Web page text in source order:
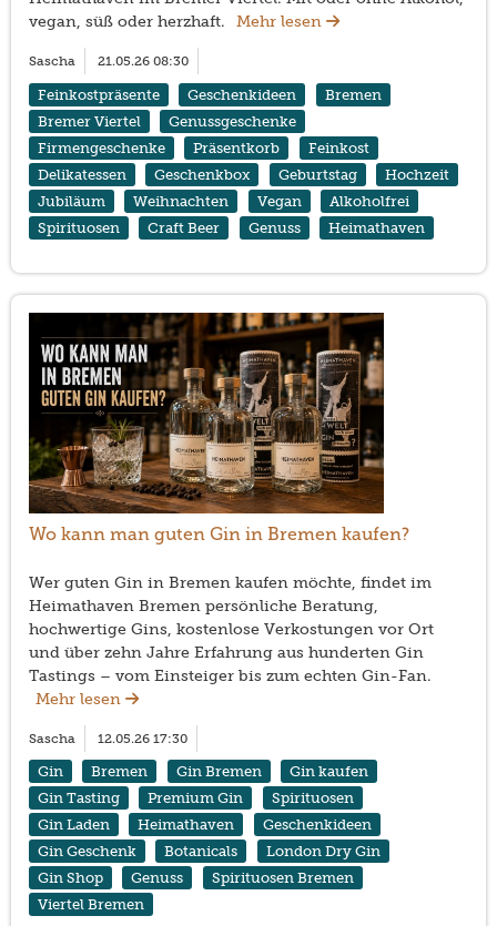
vegan, süß oder herzhaft.
Mehr lesen
Sascha 21.05.26 08:30
Feinkostpräsente Geschenkideen
Bremen
Bremer Viertel
Genussgeschenke
Firmengeschenke
Präsentkorb
Feinkost
Delikatessen
Geschenkbox Geburtstag
Hochzeit
Jubiläum
Weihnachten Vegan
Alkoholfrei
Spirituosen
Craft Beer Genuss Heimathaven
Wo kann man guten Gin in Bremen kaufen?
Wer guten Gin in Bremen kaufen möchte, findet im
Heimathaven Bremen persönliche Beratung,
hochwertige Gins, kostenlose Verkostungen vor Ort
und über zehn Jahre Erfahrung aus hunderten Gin
Tastings – vom Einsteiger bis zum echten Gin-Fan.
Mehr lesen
Sascha 12.05.26 17:30
Gin Bremen Gin Bremen
Gin kaufen
Gin Tasting
Premium Gin
Spirituosen
Gin Laden
Heimathaven
Geschenkideen
Gin Geschenk
Botanicals
London Dry Gin
Gin Shop
Genuss
Spirituosen Bremen
Viertel Bremen